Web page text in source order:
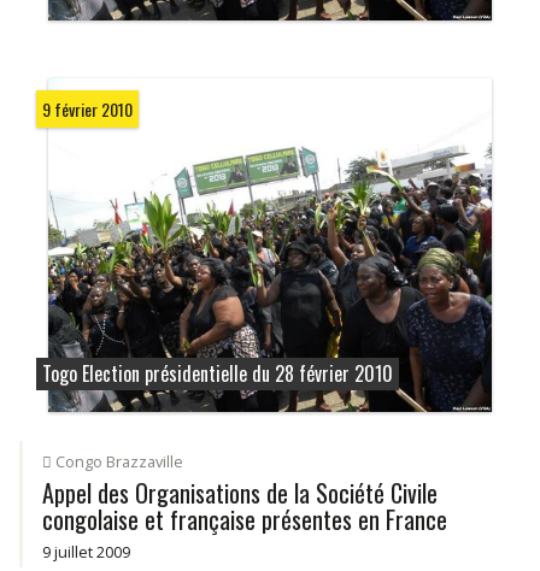
9 février 2010
Togo Election présidentielle du 28 février 2010
Congo Brazzaville
Appel des Organisations de la Société Civile
congolaise et française présentes en France
9 juillet 2009